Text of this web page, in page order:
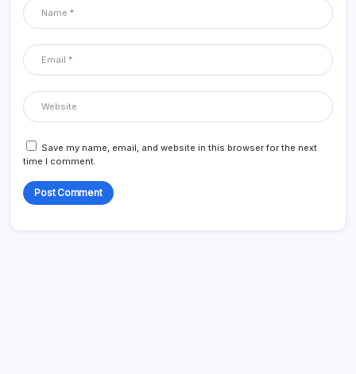
Save my name, email, and website in this browser for the next
time I comment.